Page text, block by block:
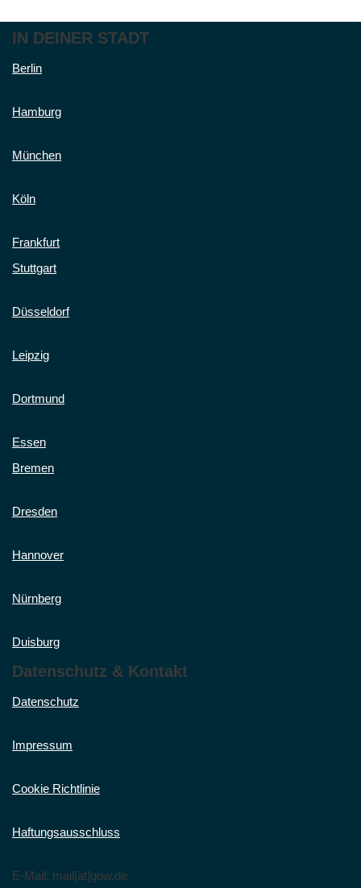
IN DEINER STADT
Berlin
Hamburg
München
Köln
Frankfurt
Stuttgart
Düsseldorf
Leipzig
Dortmund
Essen
Bremen
Dresden
Hannover
Nürnberg
Duisburg
Datenschutz & Kontakt
Datenschutz
Impressum
Cookie Richtlinie
Haftungsausschluss
E-Mail: mail[at]gow.de